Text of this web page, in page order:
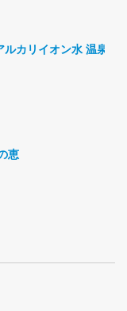
ルカリイオン水 温泉水
恵